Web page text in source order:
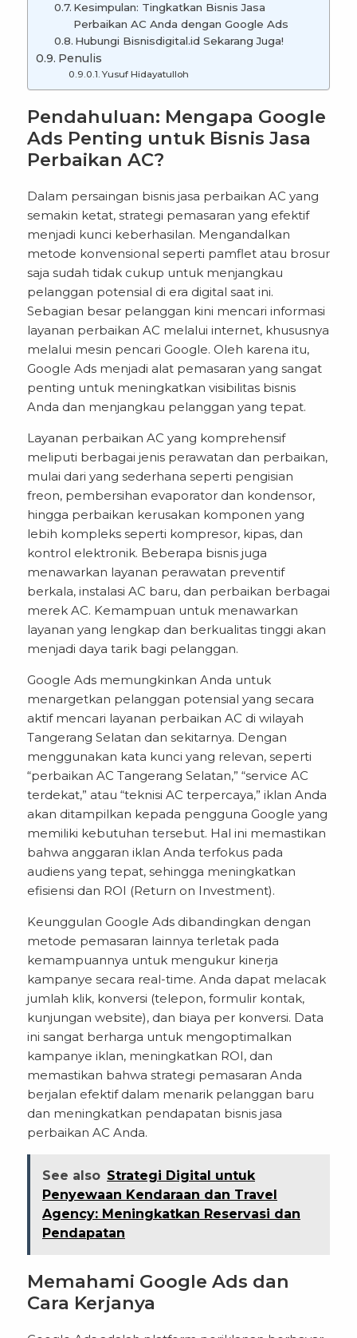
Kesimpulan: Tingkatkan Bisnis Jasa
Perbaikan AC Anda dengan Google Ads
Hubungi Bisnisdigital.id Sekarang Juga!
Penulis
Yusuf Hidayatulloh
Pendahuluan: Mengapa Google
Ads Penting untuk Bisnis Jasa
Perbaikan AC?
Dalam persaingan bisnis jasa perbaikan AC yang
semakin ketat, strategi pemasaran yang efektif
menjadi kunci keberhasilan. Mengandalkan
metode konvensional seperti pamflet atau brosur
saja sudah tidak cukup untuk menjangkau
pelanggan potensial di era digital saat ini.
Sebagian besar pelanggan kini mencari informasi
layanan perbaikan AC melalui internet, khususnya
melalui mesin pencari Google. Oleh karena itu,
Google Ads menjadi alat pemasaran yang sangat
penting untuk meningkatkan visibilitas bisnis
Anda dan menjangkau pelanggan yang tepat.
Layanan perbaikan AC yang komprehensif
meliputi berbagai jenis perawatan dan perbaikan,
mulai dari yang sederhana seperti pengisian
freon, pembersihan evaporator dan kondensor,
hingga perbaikan kerusakan komponen yang
lebih kompleks seperti kompresor, kipas, dan
kontrol elektronik. Beberapa bisnis juga
menawarkan layanan perawatan preventif
berkala, instalasi AC baru, dan perbaikan berbagai
merek AC. Kemampuan untuk menawarkan
layanan yang lengkap dan berkualitas tinggi akan
menjadi daya tarik bagi pelanggan.
Google Ads memungkinkan Anda untuk
menargetkan pelanggan potensial yang secara
aktif mencari layanan perbaikan AC di wilayah
Tangerang Selatan dan sekitarnya. Dengan
menggunakan kata kunci yang relevan, seperti
“perbaikan AC Tangerang Selatan,” “service AC
terdekat,” atau “teknisi AC terpercaya,” iklan Anda
akan ditampilkan kepada pengguna Google yang
memiliki kebutuhan tersebut. Hal ini memastikan
bahwa anggaran iklan Anda terfokus pada
audiens yang tepat, sehingga meningkatkan
efisiensi dan ROI (Return on Investment).
Keunggulan Google Ads dibandingkan dengan
metode pemasaran lainnya terletak pada
kemampuannya untuk mengukur kinerja
kampanye secara real-time. Anda dapat melacak
jumlah klik, konversi (telepon, formulir kontak,
kunjungan website), dan biaya per konversi. Data
ini sangat berharga untuk mengoptimalkan
kampanye iklan, meningkatkan ROI, dan
memastikan bahwa strategi pemasaran Anda
berjalan efektif dalam menarik pelanggan baru
dan meningkatkan pendapatan bisnis jasa
perbaikan AC Anda.
See also Strategi Digital untuk
Penyewaan Kendaraan dan Travel
Agency: Meningkatkan Reservasi dan
Pendapatan
Memahami Google Ads dan
Cara Kerjanya